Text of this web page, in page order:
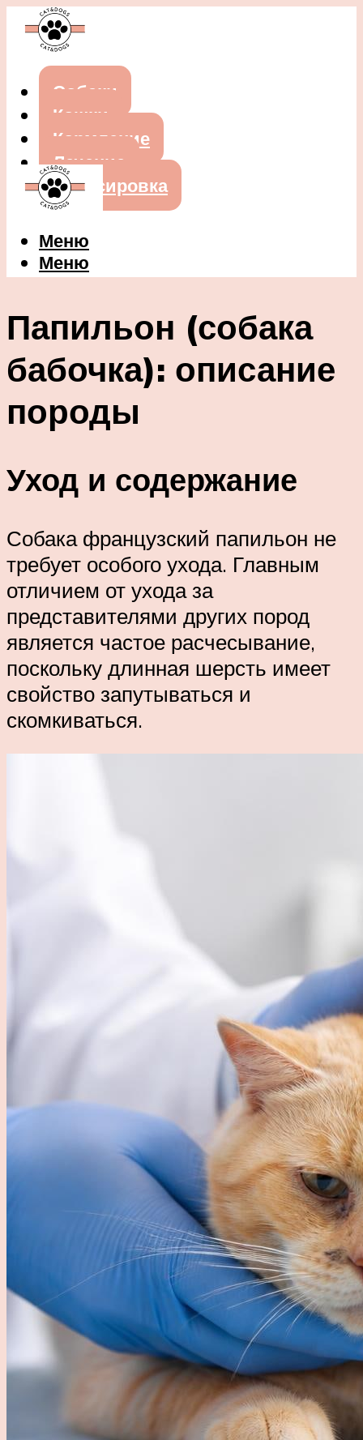
Собаки
Кошки
Кормление
Лечение
Дрессировка
Меню
Меню
Папильон (собака
бабочка): описание
породы
Уход и содержание
Собака французский папильон не
требует особого ухода. Главным
отличием от ухода за
представителями других пород
является частое расчесывание,
поскольку длинная шерсть имеет
свойство запутываться и
скомкиваться.